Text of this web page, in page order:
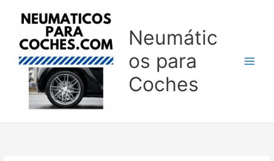
Neumátic
os para
Coches